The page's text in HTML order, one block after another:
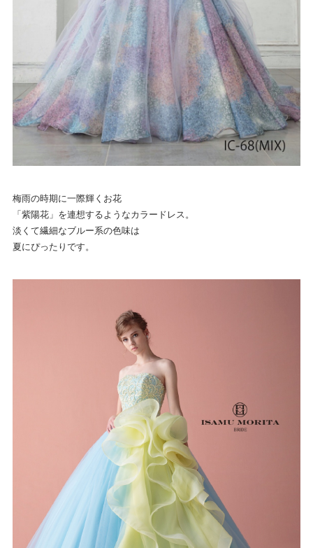
梅雨の時期に一際輝くお花
「紫陽花」を連想するようなカラードレス。
淡くて繊細なブルー系の色味は
夏にぴったりです。